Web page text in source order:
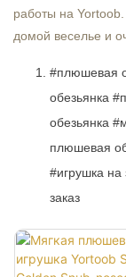
работы на
домой веселье и
#плюшевая
обезьянка
обезьянка
плюшевая
#игрушка на
заказ